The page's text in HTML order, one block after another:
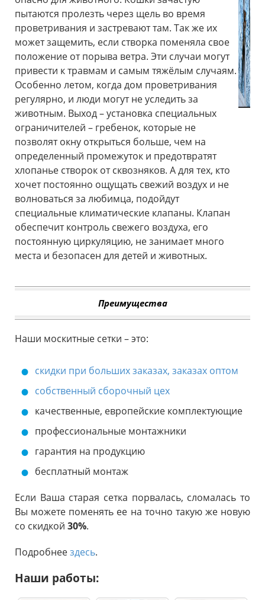
пытаются пролезть через щель во время
проветривания и застревают там. Так же их
может защемить, если створка поменяла свое
положение от порыва ветра. Эти случаи могут
привести к травмам и самым тяжёлым случаям.
Особенно летом, когда дом проветривания
регулярно, и люди могут не уследить за
животным. Выход – установка специальных
ограничителей – гребенок, которые не
позволят окну открыться больше, чем на
определенный промежуток и предотвратят
хлопанье створок от сквозняков. А для тех, кто
хочет постоянно ощущать свежий воздух и не
волноваться за любимца, подойдут
специальные климатические клапаны. Клапан
обеспечит контроль свежего воздуха, его
постоянную циркуляцию, не занимает много
места и безопасен для детей и животных.
Преимущества
Наши москитные сетки – это:
скидки при больших заказах, заказах оптом
собственный сборочный цех
качественные, европейские комплектующие
профессиональные монтажники
гарантия на продукцию
бесплатный монтаж
Если Ваша старая сетка порвалась, сломалась то
Вы можете поменять ее на точно такую же новую
со скидкой 30%.
Подробнеездесь.
Наши работы: